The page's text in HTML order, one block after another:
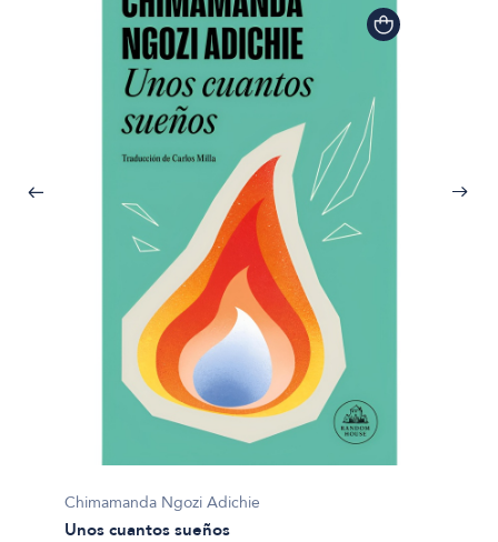
Chimamanda Ngozi Adichie
Unos cuantos sueños